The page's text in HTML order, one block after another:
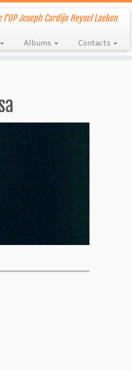
l'UP Joseph Cardijn Heysel Laeken
Albums Contacts